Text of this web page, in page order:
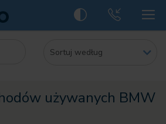
używanych BMW